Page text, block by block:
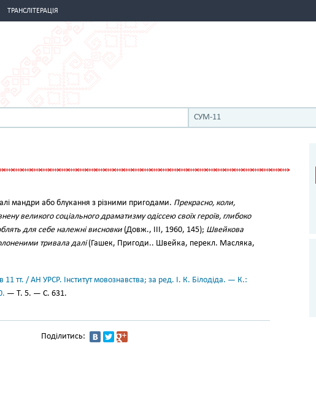
ТРАНСЛІТЕРАЦІЯ
СУМ-11
мандри або блукання з різними пригодами. Прекрасно, коли,
великого соціального драматизму одіссею своїх героїв, глибоко
для себе належні висновки (Довж., III, 1960, 145); Швейкова
тривала далі(Гашек, Пригоди.. Швейка, перекл. Масляка,
11 тт. / АН УРСР. Інститут мовознавства; за ред. І. К. Білодіда. — К.:
— Т. 5. — С. 631.
Поділитись: